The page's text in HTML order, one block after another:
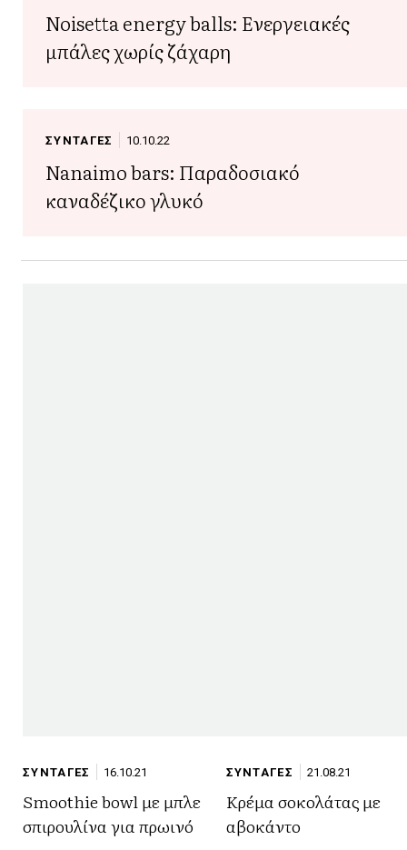
Noisetta energy balls: Ενεργειακές
μπάλες χωρίς ζάχαρη
ΣΥΝΤΑΓΕΣ 10.10.22
Nanaimo bars: Παραδοσιακό
καναδέζικο γλυκό
ΣΥΝΤΑΓΕΣ 16.10.21
Smoothie bowl με μπλε
σπιρουλίνα για πρωινό
ΣΥΝΤΑΓΕΣ 21.08.21
Κρέμα σοκολάτας με
αβοκάντο